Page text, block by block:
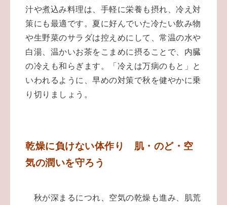
汁や煮込み料理は、手軽に栄養も摂れ、冷え対
策にも最適です。夏に好んでいた冷たい飲み物
や生野菜のサラダは控えめにして、常温の水や
白湯、温かいお茶をこまめに摂ることで、内臓
の冷えも和らぎます。「冷えは万病のもと」と
いわれるように、早めの対策で秋を健やかに乗
り切りましょう。
乾燥に負けない体作り 肌・のど・空
気の潤いを守ろう
秋が深まるにつれ、空気の乾燥も進み、肌荒